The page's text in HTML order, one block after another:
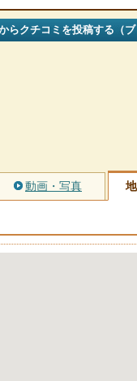
らクチコミを投稿する（ブ
動画・写真